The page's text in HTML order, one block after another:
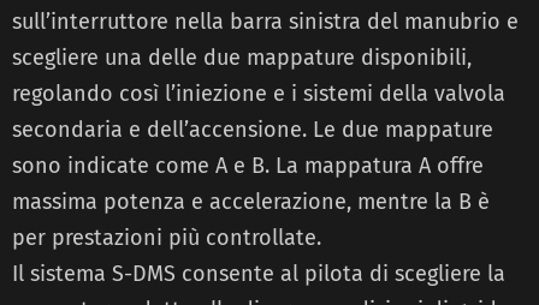
sull’interruttore nella barra sinistra del manubrio e
scegliere una delle due mappature disponibili,
regolando così l’iniezione e i sistemi della valvola
secondaria e dell’accensione. Le due mappature
sono indicate come A e B. La mappatura A offre
massima potenza e accelerazione, mentre la B è
per prestazioni più controllate.
Il sistema S-DMS consente al pilota di scegliere la